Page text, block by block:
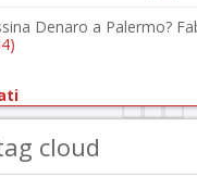
Denaro a Palermo?
cloud